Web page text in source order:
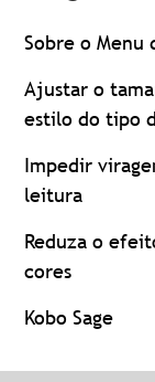
Sobre o Menu
Ajustar o
estilo do tipo
Impedir
leitura
Reduza o
cores
Kobo Sage